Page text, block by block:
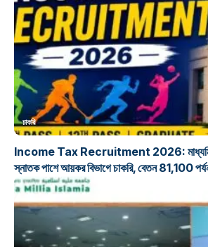
চাকরি
Income Tax Recruitment 2026:
স্নাতক পাশে আয়কর বিভাগে চাকরি, বেতন 81,100